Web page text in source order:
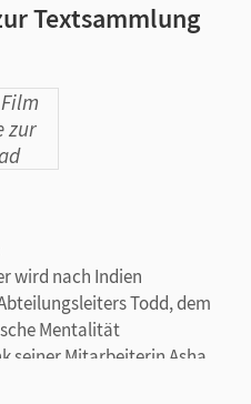
Textsammlung
wird nach Indien
Todd, dem
Mentalität
seiner Mitarbeiterin Asha
Kultur zu befassen. Als